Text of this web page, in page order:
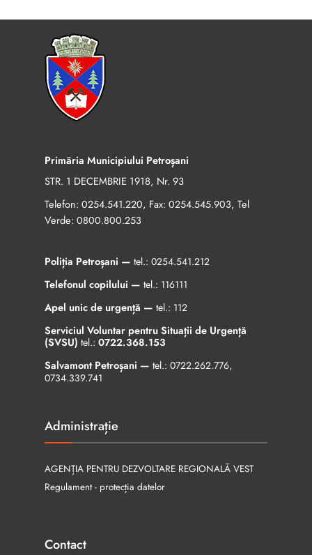
Primăria Municipiului Petroșani
STR. 1 DECEMBRIE 1918, Nr. 93
Telefon: 0254.541.220, Fax: 0254.545.903, Tel
Verde: 0800.800.253
Poliția Petroșani — tel.: 0254.541.212
Telefonul copilului — tel.: 116111
Apel unic de urgență — tel.: 112
Serviciul Voluntar pentru Situații de Urgență
(SVSU) tel.: 0722.368.153
Salvamont Petroșani — tel.: 0722.262.776,
0734.339.741
Administrație
AGENȚIA PENTRU DEZVOLTARE REGIONALĂ VEST
Regulament - protecția datelor
Contact